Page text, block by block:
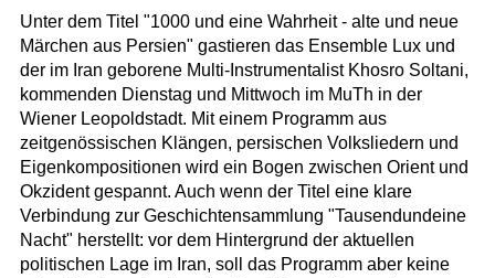
Unter dem Titel "1000 und eine Wahrheit - alte und neue
Märchen aus Persien" gastieren das Ensemble Lux und
der im Iran geborene Multi-Instrumentalist Khosro Soltani,
kommenden Dienstag und Mittwoch im MuTh in der
Wiener Leopoldstadt. Mit einem Programm aus
zeitgenössischen Klängen, persischen Volksliedern und
Eigenkompositionen wird ein Bogen zwischen Orient und
Okzident gespannt. Auch wenn der Titel eine klare
Verbindung zur Geschichtensammlung "Tausendundeine
Nacht" herstellt: vor dem Hintergrund der aktuellen
politischen Lage im Iran, soll das Programm aber keine